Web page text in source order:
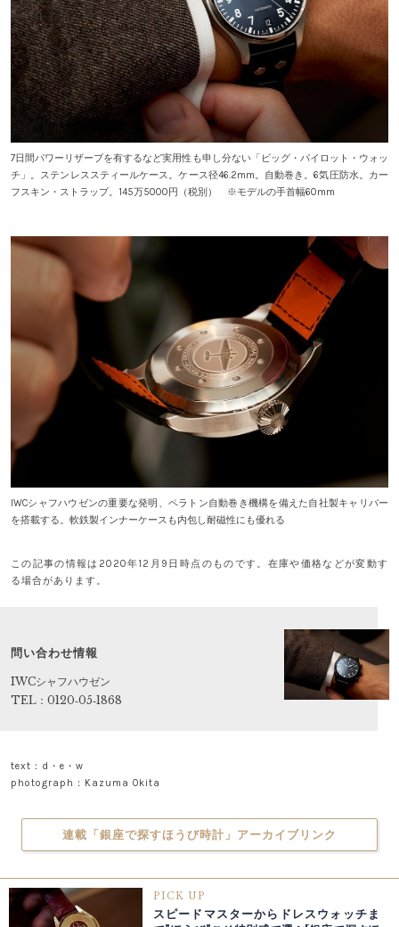
7日間パワーリザーブを有するなど実用性も申し分ない「ビッグ・パイロット・ウォッ
チ」。ステンレススティールケース。ケース径46.2mm。自動巻き。6気圧防水。カー
フスキン・ストラップ。145万5000円（税別） ※モデルの手首幅60mm
IWCシャフハウゼンの重要な発明、ペラトン自動巻き機構を備えた自社製キャリバー
を搭載する。軟鉄製インナーケースも内包し耐磁性にも優れる
この記事の情報は2020年12月9日時点のものです。在庫や価格などが変動す
る場合があります。
問い合わせ情報
IWCシャフハウゼン
TEL：0120‐05‐1868
text：d・e・w
photograph：Kazuma Okita
連載「銀座で探すほうび時計」アーカイブリンク
PICK UP
スピードマスターからドレスウォッチま